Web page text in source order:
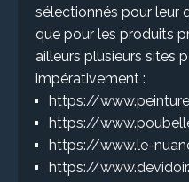
sélectionnés pour leur
que pour les produits
ailleurs plusieurs sites
impérativement :
https://
https://
https://www.le-
https://